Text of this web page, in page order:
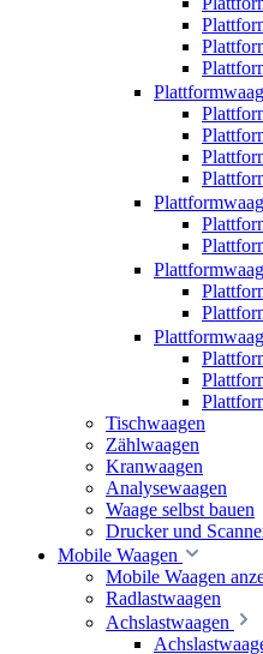
Tischwaagen
Zählwaagen
Kranwaagen
Analysewaagen
Waage selbst bauen
Drucker und
Mobile Waagen
Mobile Waagen
Radlastwaagen
Achslastwaagen